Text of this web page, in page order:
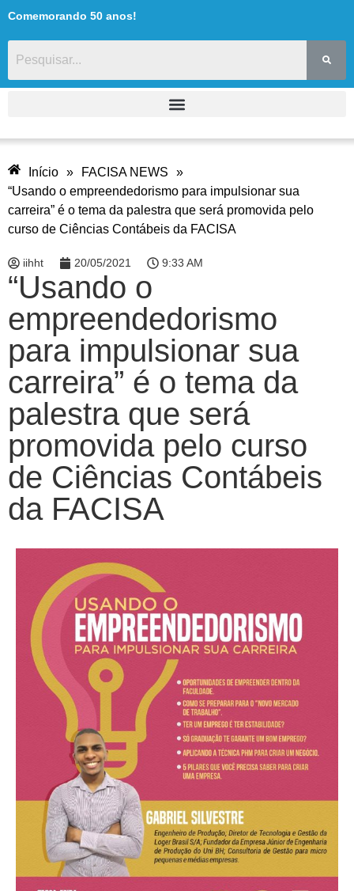
Comemorando 50 anos!
Início » FACISA NEWS
»
“Usando o empreendedorismo para impulsionar sua
carreira” é o tema da palestra que será promovida pelo
curso de Ciências Contábeis da FACISA
iihht 20/05/2021 9:33 AM
“Usando o
empreendedorismo
para impulsionar sua
carreira” é o tema da
palestra que será
promovida pelo curso
de Ciências Contábeis
da FACISA